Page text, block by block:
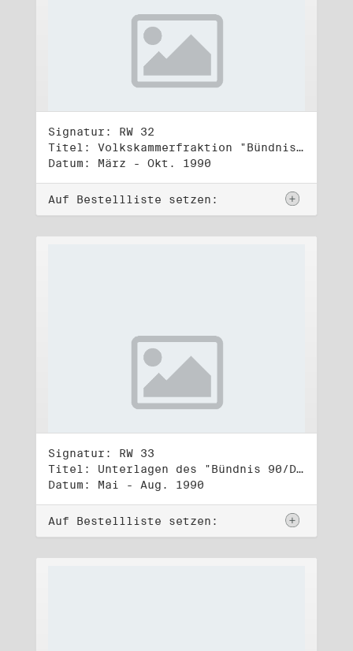
Signatur: RW 32
Titel: Volkskammerfraktion "Bündnis 90/Grüne" (4)
Datum: März - Okt. 1990
Auf Bestellliste setzen:
Signatur: RW 33
Titel: Unterlagen des "Bündnis 90/Die Grünen - BürgerInnenbewegung", Wahlbündnis zur Bundestagswahl am 2.12.1990 (1)
Datum: Mai - Aug. 1990
Auf Bestellliste setzen: